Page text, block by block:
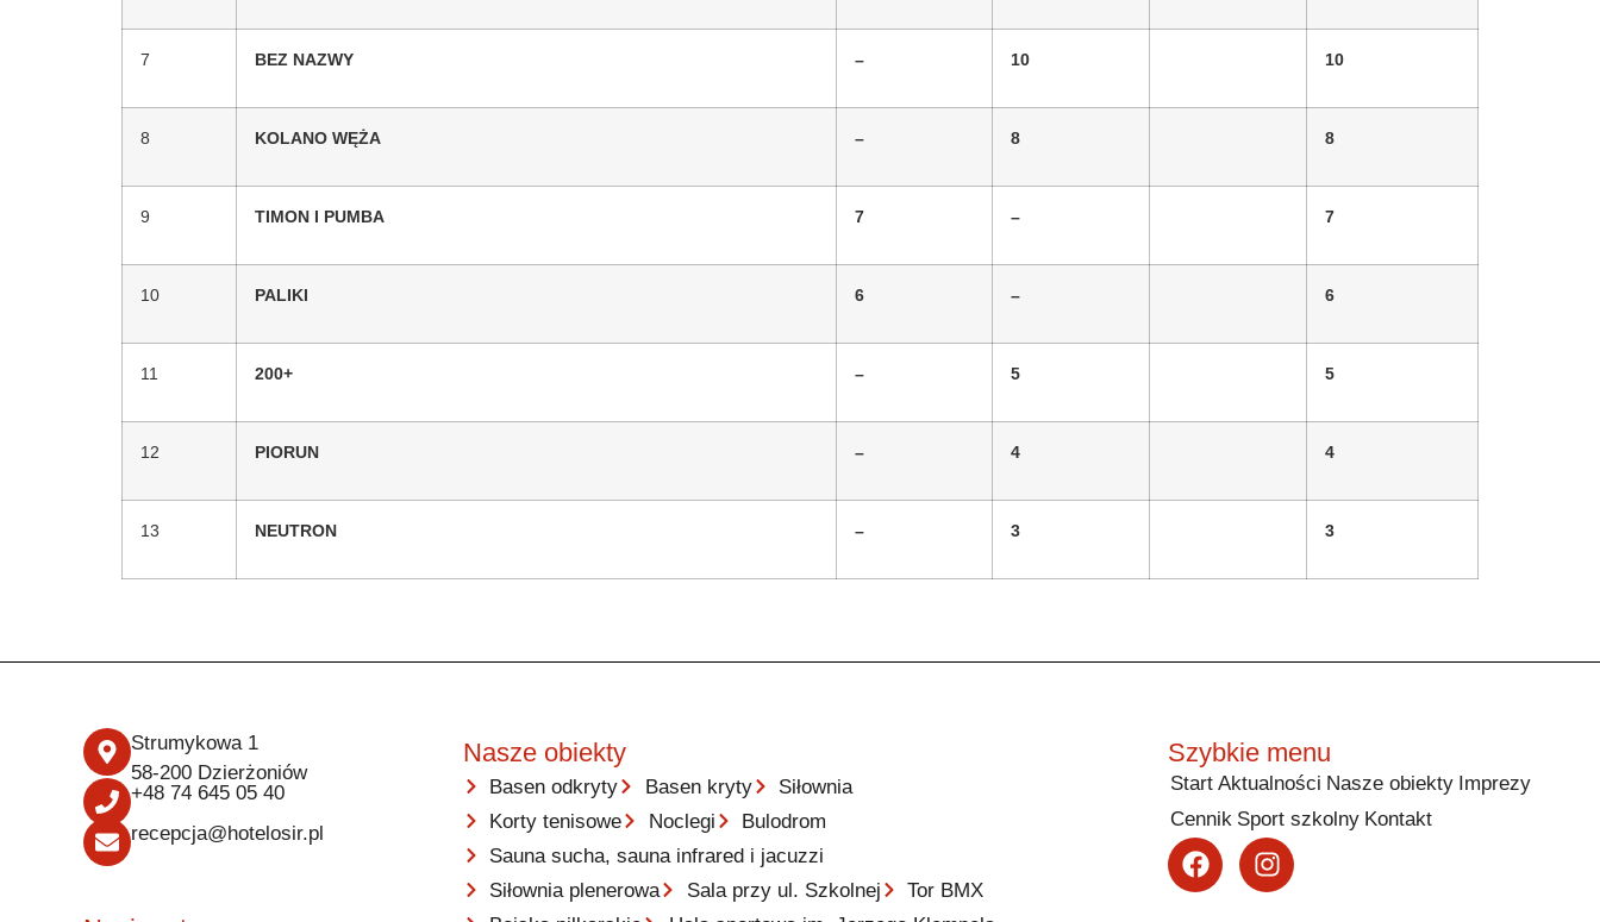
7 BEZ NAZWY – 10 10
8 KOLANO WĘŻA – 8 8
9 TIMON I PUMBA 7 – 7
10 PALIKI 6 – 6
11 200+ – 5 5
12 PIORUN – 4 4
13 NEUTRON – 3 3
Strumykowa 1
58-200 Dzierżoniów
+48 74 645 05 40
recepcja@hotelosir.pl
Nasze obiekty
Basen odkryty Basen kryty
Siłownia
Korty tenisowe
Noclegi
Bulodrom
Sauna sucha, sauna infrared i jacuzzi
Siłownia plenerowa
Sala przy ul. Szkolnej
Tor BMX
Szybkie menu
Start Aktualności Nasze obiekty Imprezy
Cennik Sport szkolny Kontakt